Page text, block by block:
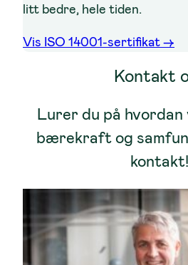
litt bedre, hele tiden.
Vis ISO 14001-sertifikat ->
Kontakt
Lurer du på hvordan
bærekraft og
kontakt!